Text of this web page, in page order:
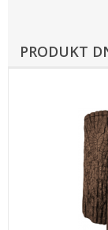
PRODUKT